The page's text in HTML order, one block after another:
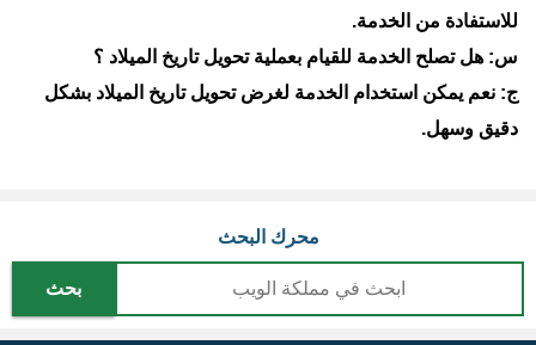
للاستفادة من الخدمة.
س: هل تصلح الخدمة للقيام بعملية تحويل تاريخ الميلاد ؟
ج: نعم يمكن استخدام الخدمة لغرض تحويل تاريخ الميلاد بشكل
دقيق وسهل.
محرك البحث
بحث